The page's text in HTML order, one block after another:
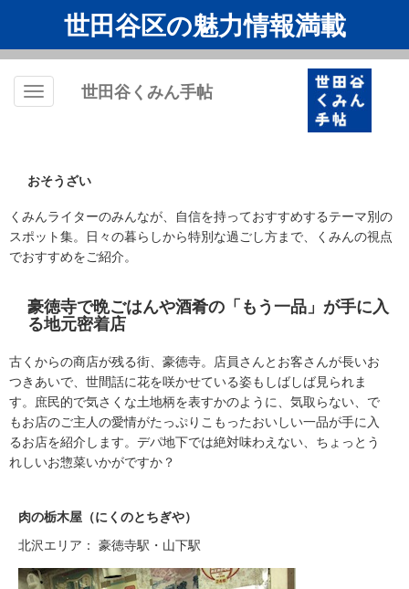
世田谷区の魅力情報満載
Toggle
世田谷くみん手帖
おそうざい
くみんライターのみんなが、自信を持っておすすめするテーマ別の
スポット集。日々の暮らしから特別な過ごし方まで、くみんの視点
でおすすめをご紹介。
豪徳寺で晩ごはんや酒肴の「もう一品」が手に入
る地元密着店
古くからの商店が残る街、豪徳寺。店員さんとお客さんが長いお
つきあいで、世間話に花を咲かせている姿もしばしば見られま
す。庶民的で気さくな土地柄を表すかのように、気取らない、で
もお店のご主人の愛情がたっぷりこもったおいしい一品が手に入
るお店を紹介します。デパ地下では絶対味わえない、ちょっとう
れしいお惣菜いかがですか？
肉の栃木屋（にくのとちぎや）
北沢エリア： 豪徳寺駅・山下駅